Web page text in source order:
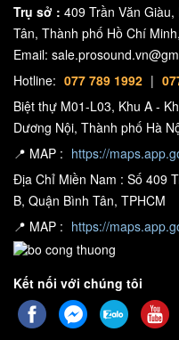
Trụ sở : 409 Trần Văn
Tân, Thành phố Hồ Chí
Email:
Hotline: 077 789 1992 |
Biệt thự M01-L03, Khu A -
Dương Nội, Thành phố Hà
📍 MAP : https://
Địa Chỉ Miền Nam : Số 409
B, Quận Bình Tân, TPHCM
📍 MAP : https://
Kết nối với chúng tôi